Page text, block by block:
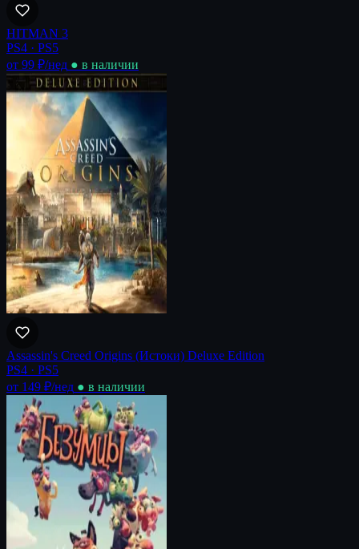
HITMAN 3
PS4 · PS5
от 99 ₽/нед ● в наличии
Assassin's Creed Origins (Истоки) Deluxe Edition
PS4 · PS5
от 149 ₽/нед ● в наличии